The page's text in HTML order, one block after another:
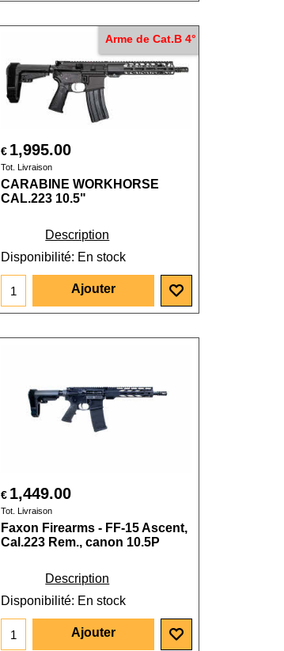
Arme de Cat.B 4°
€ 1,995.00
Tot. Livraison
CARABINE WORKHORSE
CAL.223 10.5"
Description
Disponibilité: En stock
Ajouter
€ 1,449.00
Tot. Livraison
Faxon Firearms - FF-15 Ascent,
Cal.223 Rem., canon 10.5P
Description
Disponibilité: En stock
Ajouter